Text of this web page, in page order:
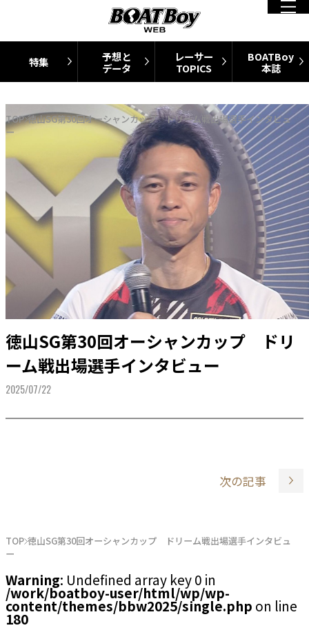
特集
予想と
データ
レーサー
TOPICS
BOATBoy
本誌
TOP 徳山SG第30回オーシャンカップ ドリーム戦出場選手インタビュ
ー
徳山SG第30回オーシャンカップ ドリ
ーム戦出場選手インタビュー
2025/07/22
次の記事
TOP 徳山SG第30回オーシャンカップ ドリーム戦出場選手インタビュ
ー
Warning: Undefined array key 0 in
/work/boatboy-user/html/wp/wp-
content/themes/bbw2025/single.php on line
180